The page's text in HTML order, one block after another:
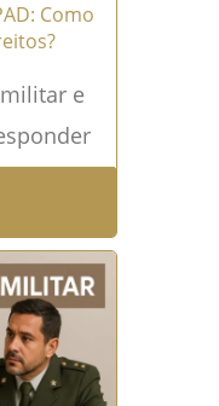
Como
e
Leia